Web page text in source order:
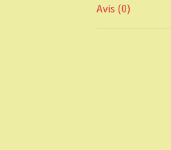
Avis (0)